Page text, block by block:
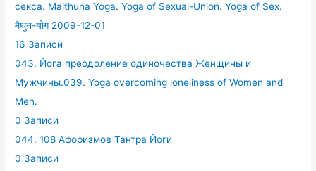
секса. Maithuna Yoga. Yoga of Sexual-Union. Yoga of Sex.
मैथुन-योग 2009-12-01
16 Записи
043. Йога преодоление одиночества Женщины и
Мужчины.039. Yoga overcoming loneliness of Women and
Men.
0 Записи
044. 108 Афоризмов Тантра Йоги
0 Записи